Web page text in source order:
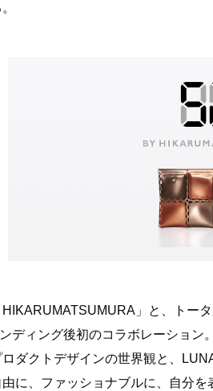
」と、トー
ディング後初のコラボレーショ
ダクトデザインの世界観と、
に、ファッショナブルに、自分